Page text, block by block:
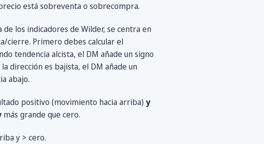
está sobreventa o sobrecompra.
los indicadores de Wilder, se centra en
cierre. Primero debes calcular el
tendencia alcista, el DM añade un signo
dirección es bajista, el DM añade un
abajo.
positivo (movimiento hacia arriba) y
más grande que cero.
y > cero.